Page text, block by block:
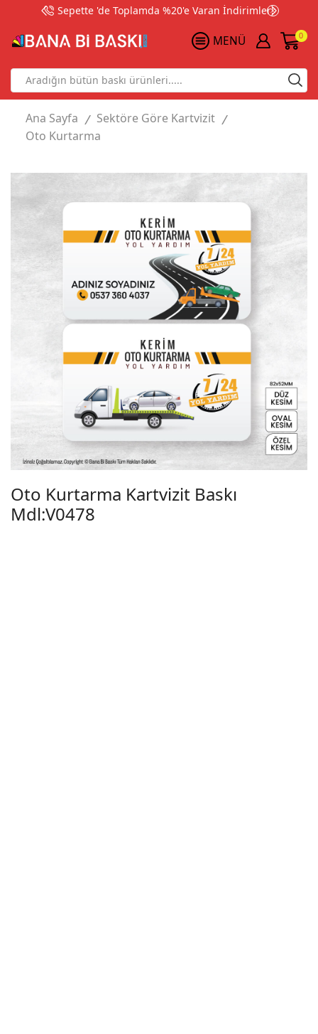
Sepette 'de Toplamda %20'e Varan İndirimler!
MENÜ 0
Search
input
Ana Sayfa / Sektöre Göre Kartvizit /
Oto Kurtarma
Oto Kurtarma Kartvizit Baskı
Mdl:V0478